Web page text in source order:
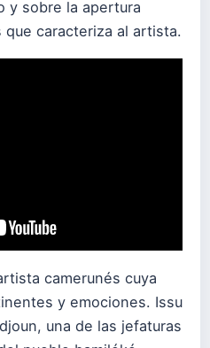
y sobre la apertura
caracteriza al artista.
camerunés cuya
y emociones. Issu
una de las jefaturas